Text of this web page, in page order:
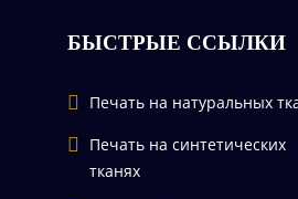
БЫСТРЫЕ ССЫЛКИ
Печать на натуральных
Печать на синтетических
тканях